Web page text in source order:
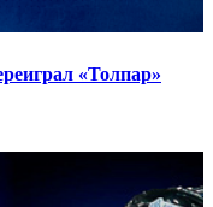
«Толпар»